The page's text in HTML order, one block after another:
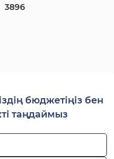
3896
бюджетіңіз бен
таңдаймыз